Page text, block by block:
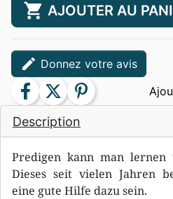
Description
Predigen kann man lernen
Dieses seit vielen Jahren
eine gute Hilfe dazu sein.
shopping_cart AJOUTER AU
edit Donnez votre avis
facebook twitter pinterest